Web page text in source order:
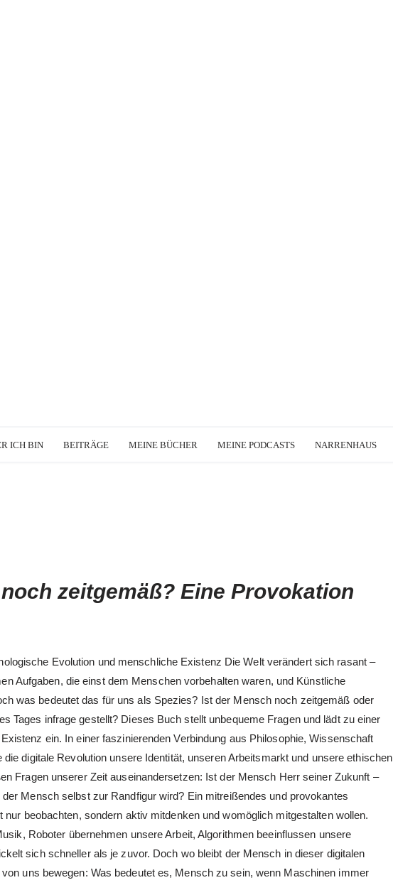
ICH BIN BEITRÄGE MEINE BÜCHER MEINE PODCASTS NARRENHAUS
zeitgemäß? Eine Provokation
Evolution und menschliche Existenz Die Welt verändert sich rasant –
Aufgaben, die einst dem Menschen vorbehalten waren, und Künstliche
was bedeutet das für uns als Spezies? Ist der Mensch noch zeitgemäß oder
Tages infrage gestellt? Dieses Buch stellt unbequeme Fragen und lädt zu einer
ein. In einer faszinierenden Verbindung aus Philosophie, Wissenschaft
digitale Revolution unsere Identität, unseren Arbeitsmarkt und unsere ethischen
Fragen unserer Zeit auseinandersetzen: Ist der Mensch Herr seiner Zukunft –
Mensch selbst zur Randfigur wird? Ein mitreißendes und provokantes
beobachten, sondern aktiv mitdenken und womöglich mitgestalten wollen.
Roboter übernehmen unsere Arbeit, Algorithmen beeinflussen unsere
sich schneller als je zuvor. Doch wo bleibt der Mensch in dieser digitalen
uns bewegen: Was bedeutet es, Mensch zu sein, wenn Maschinen immer